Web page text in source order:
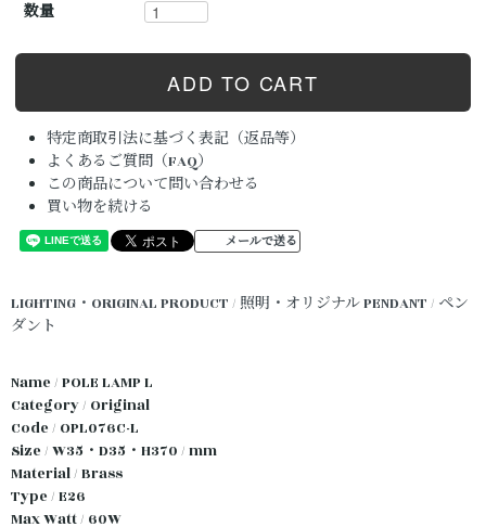
数量
特定商取引法に基づく表記（返品等）
よくあるご質問（FAQ）
この商品について問い合わせる
買い物を続ける
メールで送る
LIGHTING・ORIGINAL PRODUCT / 照明・オリジナルPENDANT / ペン
ダント
Name / POLE LAMP L
Category / Original
Code / OPL076C-L
Size / W35・D35・H370 / mm
Material / Brass
Type / E26
Max Watt / 60W